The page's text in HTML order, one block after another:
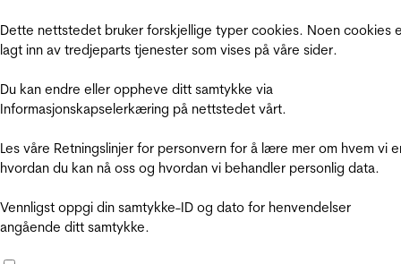
Dette nettstedet bruker forskjellige typer cookies. Noen cookies
lagt inn av tredjeparts tjenester som vises på våre sider.
Du kan endre eller oppheve ditt samtykke via
Informasjonskapselerkæring på nettstedet vårt.
Les våre Retningslinjer for personvern for å lære mer om hvem vi
hvordan du kan nå oss og hvordan vi behandler personlig data.
Vennligst oppgi din samtykke-ID og dato for henvendelser
angående ditt samtykke.